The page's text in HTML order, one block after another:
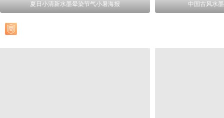
夏日小清新水墨晕染节气小暑海报 中国古风水